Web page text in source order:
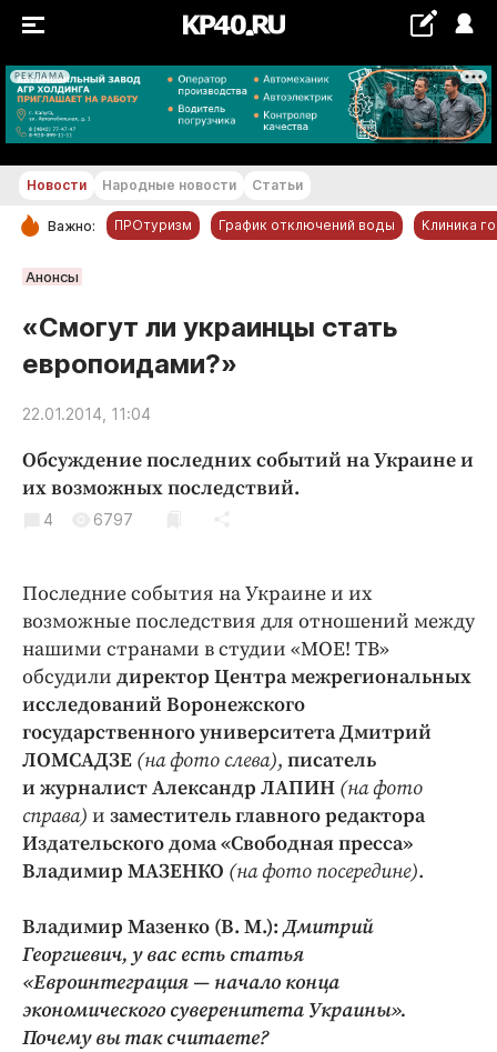
РЕКЛАМА
+19...+20 °С
РУБРИКИ
Новости компаний
Статьи
Народные новости
Благоустройство
Криминал
Недвижимость и ЖКХ
Образование
Общество
Погода
Праздники
Происшествия
Спорт
Экономика и бизнес
ПРОЕКТЫ
Издания
Медиаперсона
Интересное чтиво
Клиника года
Новости Народные новости Статьи
Важно: ПРОтуризм График отключений воды Клиника
Анонсы
«Смогут ли украинцы стать
европоидами?»
22.01.2014, 11:04
Обсуждение последних событий на Украине и
их возможных последствий.
4 6797
Последние события на Украине и их
возможные последствия для отношений между
нашими странами в студии «МОЕ! ТВ»
обсудили директор Центра межрегиональных
исследований Воронежского
государственного университета Дмитрий
ЛОМСАДЗЕ (на фото слева), писатель
и журналист Александр ЛАПИН (на фото
справа) и заместитель главного редактора
Издательского дома «Свободная пресса»
Владимир МАЗЕНКО (на фото посередине).
Владимир Мазенко (В. М.): Дмитрий
Георгиевич, у вас есть статья
«Евроинтеграция — начало конца
экономического суверенитета Украины».
Почему вы так считаете?